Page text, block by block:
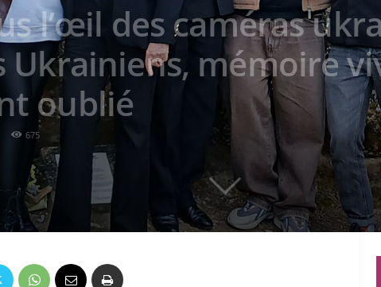
l’œil des caméras
Ukrainiens, mémoire
oublié
675